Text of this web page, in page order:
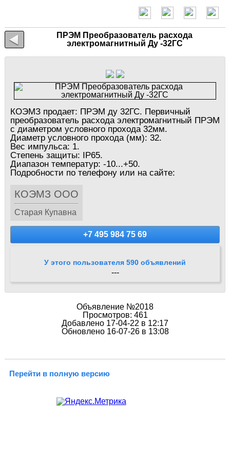
ПРЭМ Преобразователь расхода
электромагнитный Ду -32ГС
КОЭМЗ продает: ПРЭМ ду 32ГС. Первичный
преобразователь расхода электромагнитный ПРЭМ
с диаметром условного прохода 32мм.
Диаметр условного прохода (мм): 32.
Вес импульса: 1.
Степень защиты: IP65.
Диапазон температур: -10...+50.
Подробности по телефону или на сайте:
КОЭМЗ ООО
Старая Купавна
+7 495 984 75 69
У этого пользователя 590 объявлений
---
Объявление №2018
Просмотров: 461
Добавлено 17-04-22 в 12:17
Обновлено 16-07-26 в 13:08
Перейти в полную версию